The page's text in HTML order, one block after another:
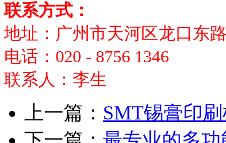
联系方式：
地址：广州市天河区龙口东
电话：020 - 8756 1346
联系人：李生
上一篇： SMT锡膏印